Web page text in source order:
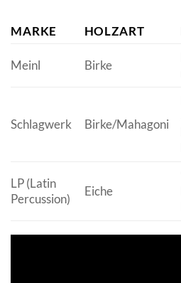
MARKE HOLZART
Meinl Birke
Schlagwerk Birke/Mahagoni
LP (Latin
Percussion)
Eiche